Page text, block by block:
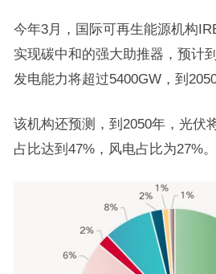
今年3月，国际可再生能源机构
实现碳中和的强大助推器，预计
发电能力将超过5400GW，到
该机构还预测，到2050年，光伏
占比达到47%，风电占比为27%。